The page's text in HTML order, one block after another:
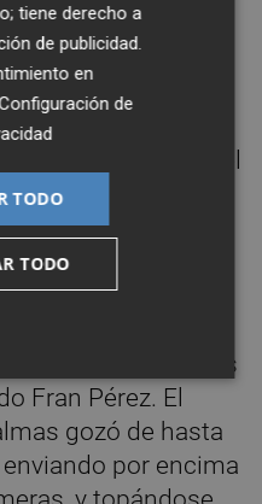
estuvo a
España antes del
una buena
el tiempo de
cambiar a todo el
de Cristhian
y Mateo Joseph.
con mucha
para buscar la
asumiendo los
Fran Pérez. El
gozó de hasta
por encima
tiene derecho a
de publicidad
en
de
TODO
TODO